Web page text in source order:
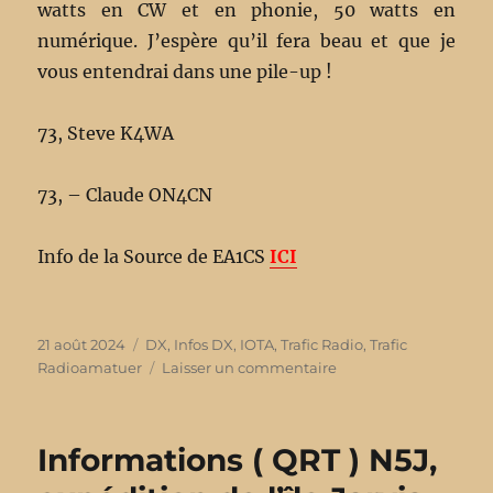
watts en CW et en phonie, 50 watts en
numérique. J’espère qu’il fera beau et que je
vous entendrai dans une pile-up !
73, Steve K4WA
73, – Claude ON4CN
Info de la Source de EA1CSICI
Publié
le
21 août 2024 Catégories
DX, Infos DX, IOTA,Trafic Radio,Trafic
Radioamatuer
Laisser un commentaire
085,
NA-
Informations ( QRT ) N5J,